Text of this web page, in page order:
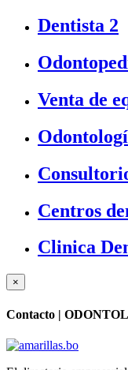
Dentista 2
Venta de
Centros
Clinica
×
Contacto |